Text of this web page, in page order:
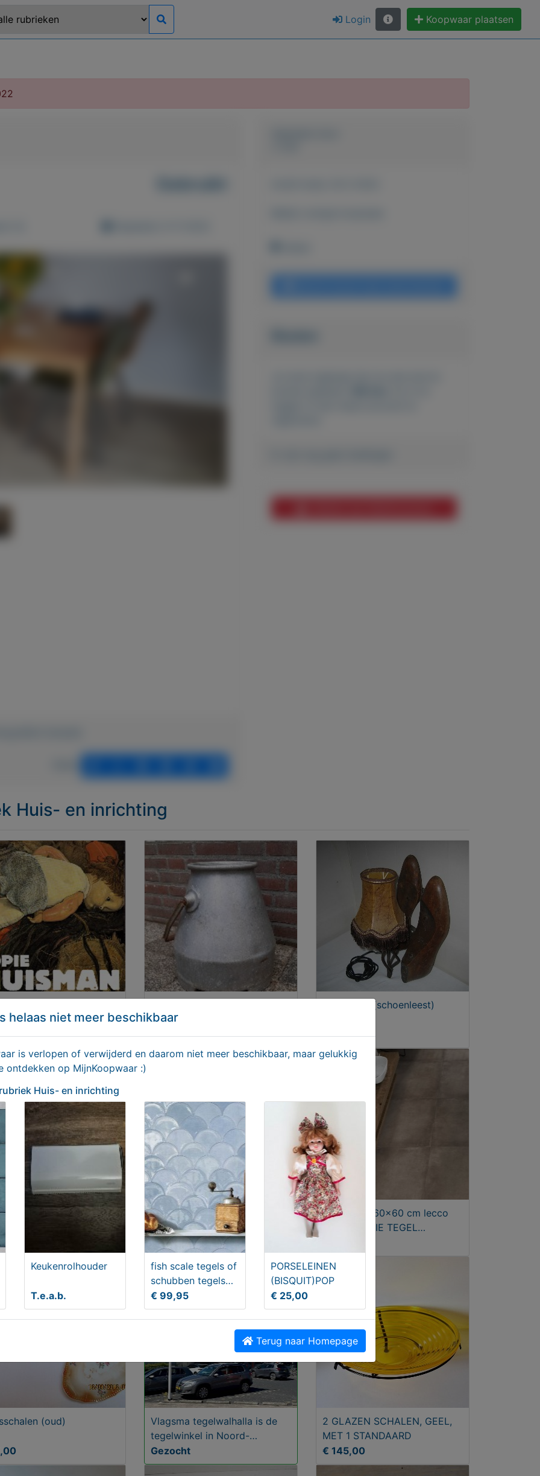
Login Koopwaar plaatsen
Huis- en inrichting
MELKEMMER
€ 57,50
Wandlamp (schoenleest)
€ 35,00
- kit kat
Castlestones - castle stones -
Nu tijdelijk een ACTIEPRIJS
€ 37,50
Vloertegel 60x60 cm lecco
mocca ACTIE TEGEL
(oud)
Vlagsma tegelwalhalla is de
tegelwinkel in Noord-
Nederland
Gezocht
2 GLAZEN SCHALEN, GEEL,
MET 1 STANDAARD
€ 145,00
helaas niet meer beschikbaar
is verlopen of verwijderd en daarom niet meer beschikbaar, maar gelukkig
ontdekken op MijnKoopwaar :)
Huis- en inrichting
Keukenrolhouder
T.e.a.b.
fish scale tegels of
schubben tegels
uniek in zijn soort
€ 99,95
PORSELEINEN
(BISQUIT)POP
€ 25,00
Terug naar Homepage